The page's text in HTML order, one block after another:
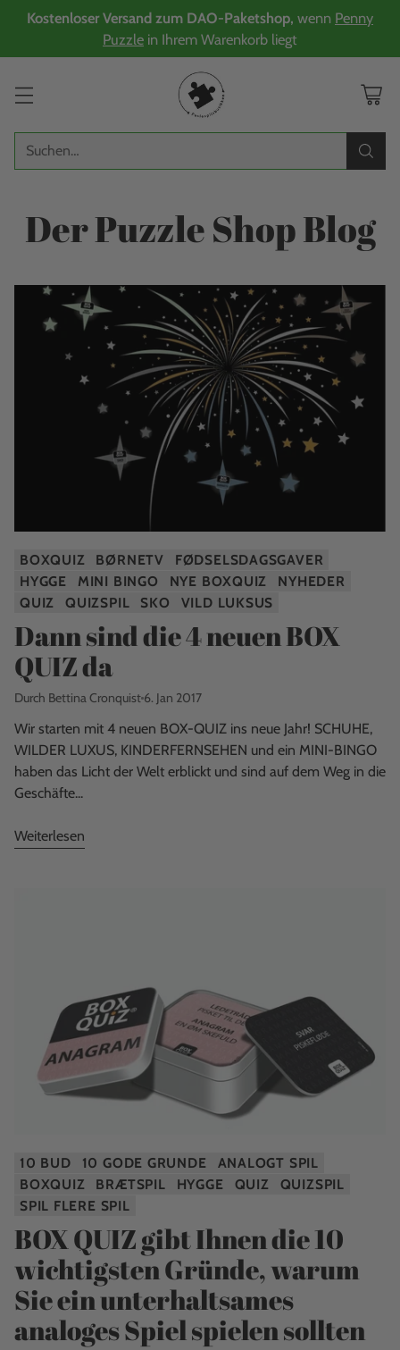
Kostenloser Versand zum DAO-Paketshop, wenn Penny
Puzzle in Ihrem Warenkorb liegt
Suchen…
Der Puzzle Shop Blog
BOXQUIZ BØRNETV
FØDSELSDAGSGAVER
HYGGE
MINI BINGO NYE BOXQUIZ
NYHEDER
QUIZ
QUIZSPIL SKO VILD LUKSUS
Dann sind die 4 neuen BOX
QUIZ da
Durch Bettina Cronquist 6. Jan 2017
Wir starten mit 4 neuen BOX-QUIZ ins neue Jahr! SCHUHE,
WILDER LUXUS, KINDERFERNSEHEN und ein MINI-BINGO
haben das Licht der Welt erblickt und sind auf dem Weg in die
Geschäfte...
Weiterlesen
10 BUD 10 GODE GRUNDE
ANALOGT SPIL
BOXQUIZ
BRÆTSPIL HYGGE QUIZ
QUIZSPIL
SPIL FLERE SPIL
BOX QUIZ gibt Ihnen die 10
wichtigsten Gründe, warum
Sie ein unterhaltsames
analoges Spiel spielen sollten